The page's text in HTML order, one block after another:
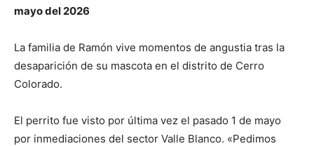
mayo del 2026
La familia de Ramón vive momentos de angustia tras la
desaparición de su mascota en el distrito de Cerro
Colorado.
El perrito fue visto por última vez el pasado 1 de mayo
por inmediaciones del sector Valle Blanco. «Pedimos